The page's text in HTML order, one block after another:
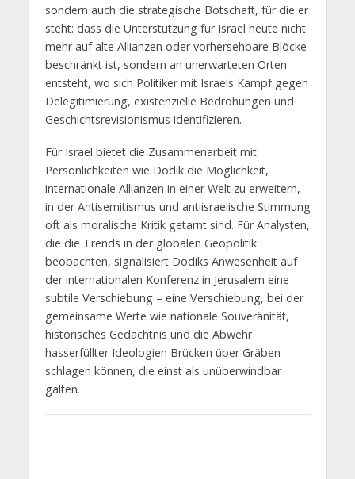
sondern auch die strategische Botschaft, für die er
steht: dass die Unterstützung für Israel heute nicht
mehr auf alte Allianzen oder vorhersehbare Blöcke
beschränkt ist, sondern an unerwarteten Orten
entsteht, wo sich Politiker mit Israels Kampf gegen
Delegitimierung, existenzielle Bedrohungen und
Geschichtsrevisionismus identifizieren.
Für Israel bietet die Zusammenarbeit mit
Persönlichkeiten wie Dodik die Möglichkeit,
internationale Allianzen in einer Welt zu erweitern,
in der Antisemitismus und antiisraelische Stimmung
oft als moralische Kritik getarnt sind. Für Analysten,
die die Trends in der globalen Geopolitik
beobachten, signalisiert Dodiks Anwesenheit auf
der internationalen Konferenz in Jerusalem eine
subtile Verschiebung – eine Verschiebung, bei der
gemeinsame Werte wie nationale Souveränität,
historisches Gedächtnis und die Abwehr
hasserfüllter Ideologien Brücken über Gräben
schlagen können, die einst als unüberwindbar
galten.